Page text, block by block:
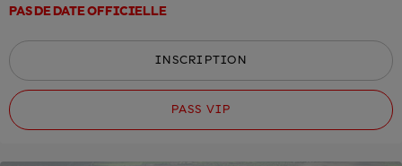
PAS DE DATE OFFICIELLE
INSCRIPTION
PASS VIP